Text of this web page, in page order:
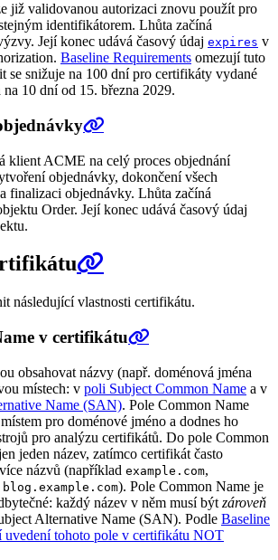
již validovanou autorizaci znovu použít pro
identifikátorem. Lhůta začíná
Její konec udává časový údaj expires v
Baseline Requirements omezují tuto
se snižuje na 100 dní pro certifikáty vydané
10 dní od 15. března 2029.
klient ACME na celý proces objednání
objednávky, dokončení všech
finalizaci objednávky. Lhůta začíná
Order. Její konec udává časový údaj
následující vlastnosti certifikátu.
v certifikátu
obsahovat názvy (např. doménová jména
místech: v poli Subject Common Name a v
Name (SAN). Pole Common Name
pro doménové jméno a dodnes ho
pro analýzu certifikátů. Do pole Common
jeden název, zatímco certifikát často
názvů (například example.com,
blog.example.com). Pole Common Name je
každý název v něm musí být zároveň
Alternative Name (SAN). Podle Baseline
uvedení tohoto pole v certifikátu NOT